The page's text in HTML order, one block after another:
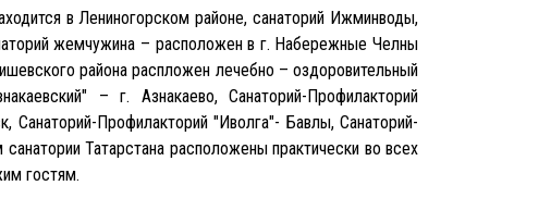
в Лениногорском районе, санаторий Ижминводы,
жемчужина – расположен в г. Набережные Челны
района распложен лечебно – оздоровительный
– г. Азнакаево, Санаторий-Профилакторий
Санаторий-Профилакторий "Иволга"- Бавлы, Санаторий-
Татарстана расположены практически во всех
гостям.